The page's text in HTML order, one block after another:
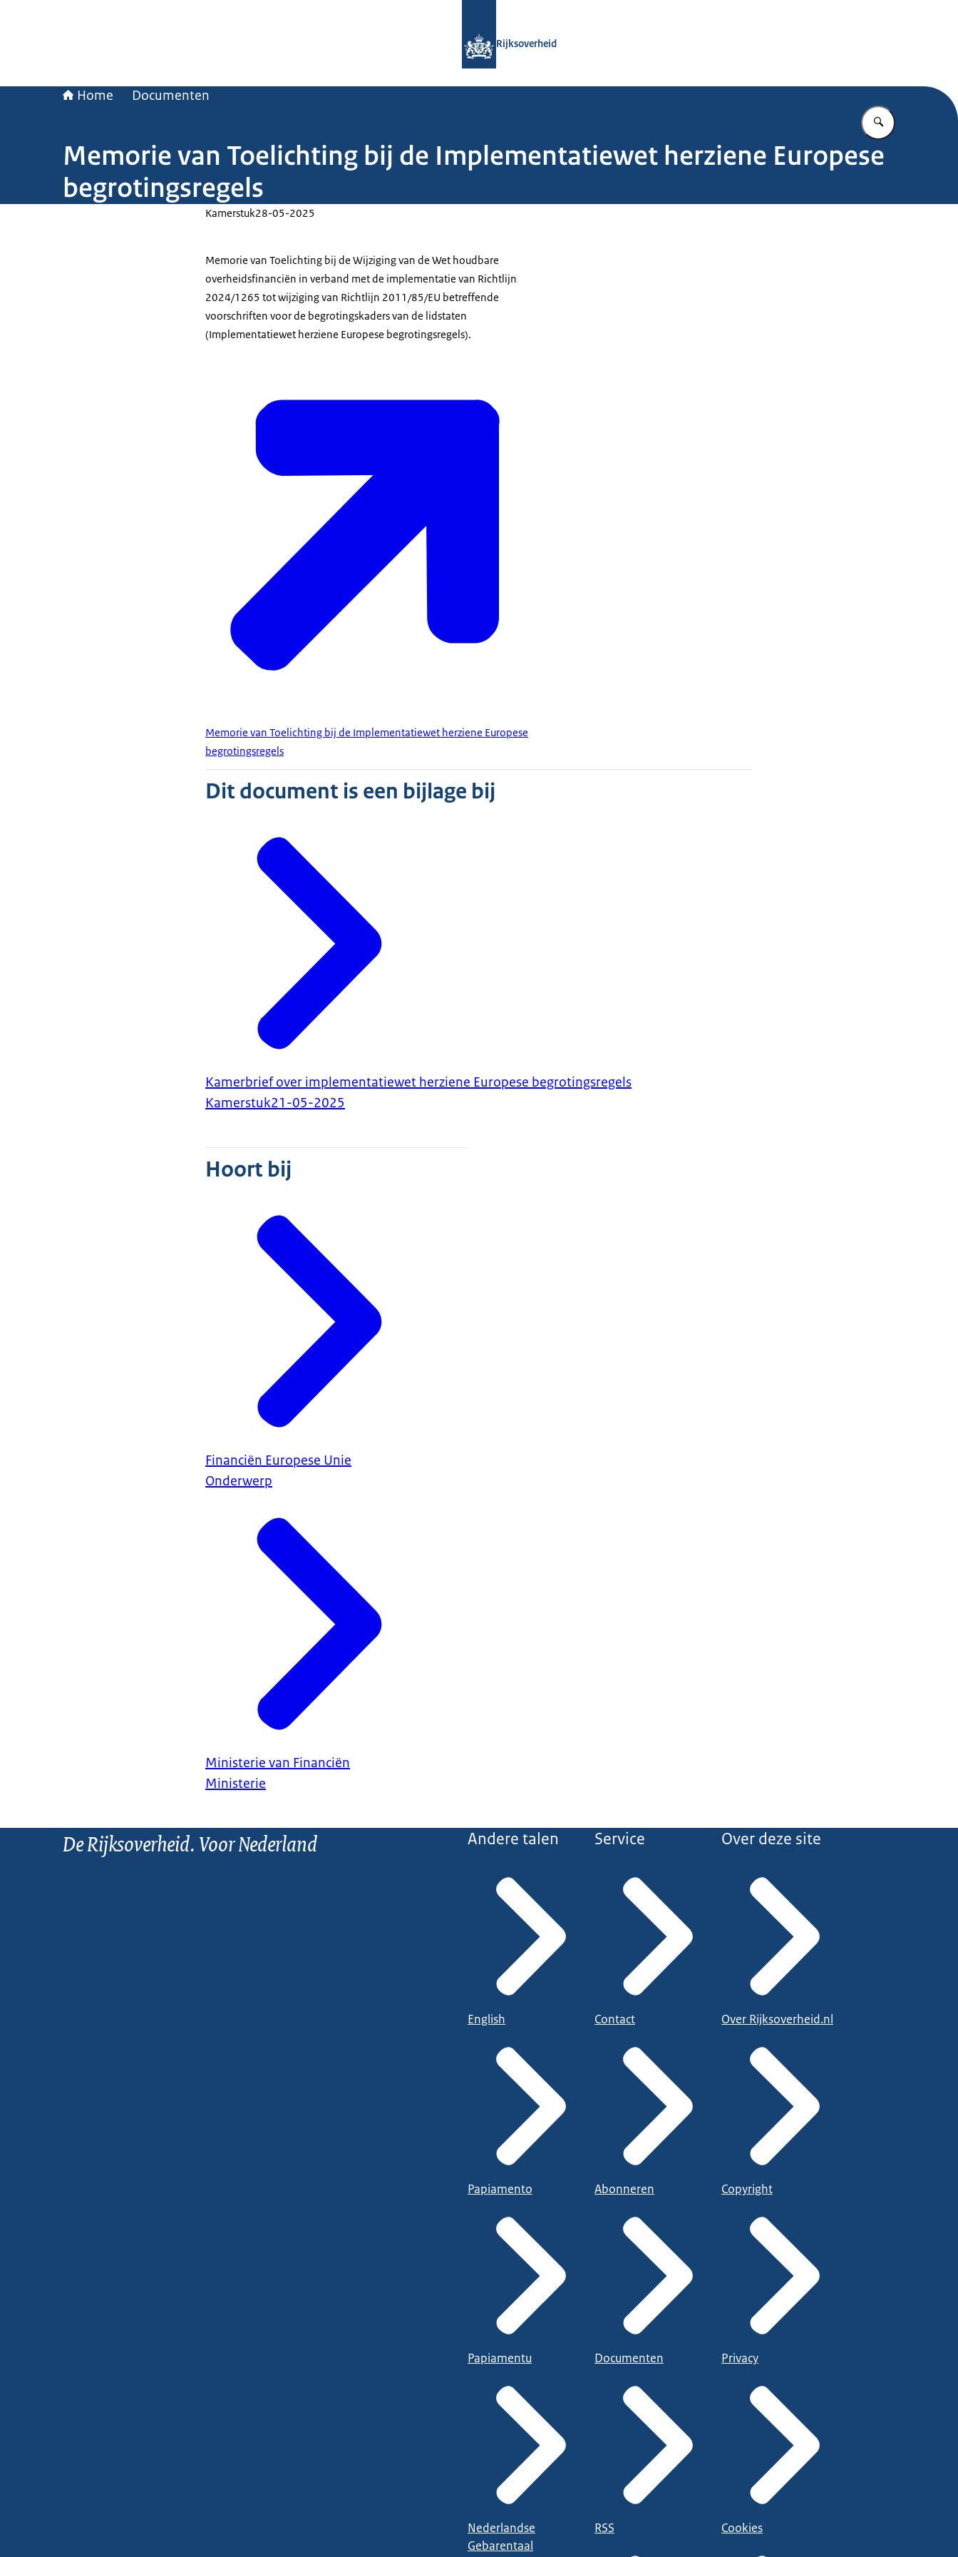
Rijksoverheid
Home Documenten
Vul in wat u
Memorie van Toelichting bij de Implementatiewet herziene Europese
begrotingsregels
Kamerstuk28-05-2025
Memorie van Toelichting bij de Wijziging van de Wet houdbare
overheidsfinanciën in verband met de implementatie van Richtlijn
2024/1265 tot wijziging van Richtlijn 2011/85/EU betreffende
voorschriften voor de begrotingskaders van de lidstaten
(Implementatiewet herziene Europese begrotingsregels).
Memorie van Toelichting bij de Implementatiewet herziene Europese
begrotingsregels
Dit document is een bijlage bij
Kamerbrief over implementatiewet herziene Europese begrotingsregels
Kamerstuk21-05-2025
Hoort bij
Financiën Europese Unie
Onderwerp
Ministerie van Financiën
Ministerie
De Rijksoverheid. Voor Nederland Andere talen
English
Papiamento
Papiamentu
Nederlandse
Gebarentaal
Service
Contact
Abonneren
Documenten
RSS
Over deze site
Over Rijksoverheid.nl
Copyright
Privacy
Cookies